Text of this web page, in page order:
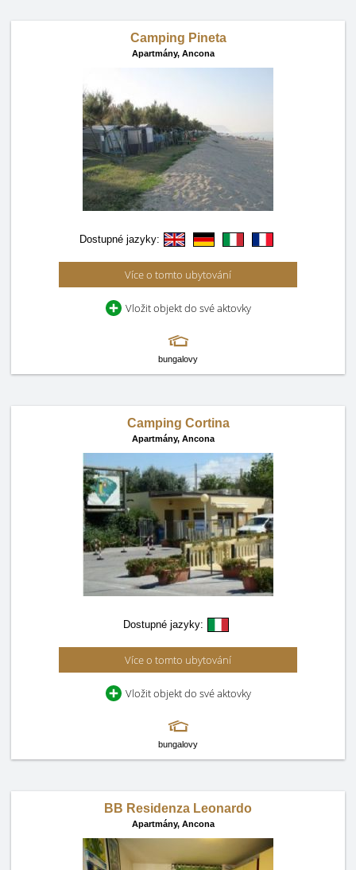
Camping Pineta
Apartmány, Ancona
Dostupné jazyky:
Více o tomto ubytování
Vložit objekt do své aktovky
bungalovy
Camping Cortina
Apartmány, Ancona
Dostupné jazyky:
Více o tomto ubytování
Vložit objekt do své aktovky
bungalovy
BB Residenza Leonardo
Apartmány, Ancona